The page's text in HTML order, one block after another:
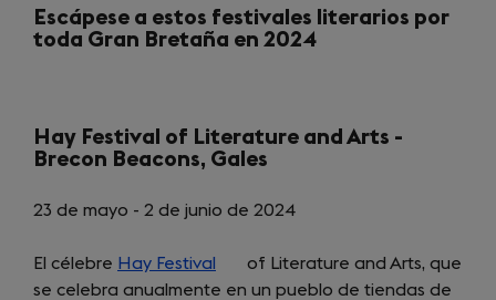
Escápese a estos festivales literarios por
toda Gran Bretaña en 2024
Hay Festival of Literature and Arts -
Brecon Beacons, Gales
23 de mayo - 2 de junio de 2024
El célebre Hay Festival (opens
in
of Literature and Arts, que
se celebra anualmente en un pueblo de tiendas de